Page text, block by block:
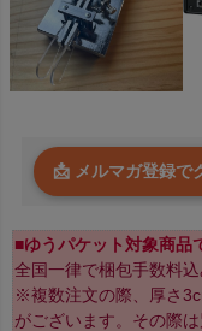
📩 メルマガ登録で
■ゆうパケット対象商品
全国一律で梱包手数料込
※複数注文の際、厚さ
がございます。その際